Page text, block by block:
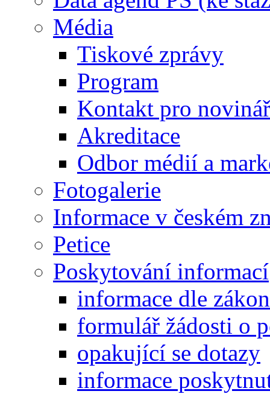
Média
Tiskové zprávy
Program
Kontakt pro
Akreditace
Odbor médií a
Fotogalerie
Informace v českém
Petice
Poskytování informací
informace dle
formulář žádosti o
opakující se dotazy
informace